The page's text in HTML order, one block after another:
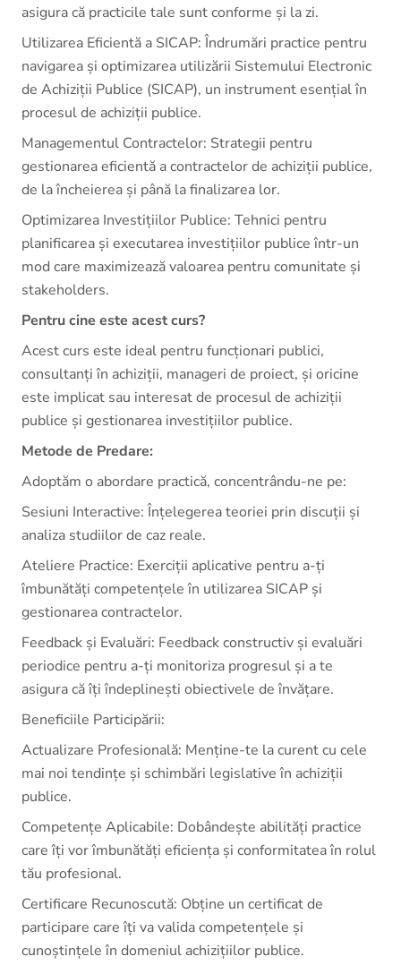
asigura că practicile tale sunt conforme și la zi.
Utilizarea Eficientă a SICAP: Îndrumări practice pentru
navigarea și optimizarea utilizării Sistemului Electronic
de Achiziții Publice (SICAP), un instrument esențial în
procesul de achiziții publice.
Managementul Contractelor: Strategii pentru
gestionarea eficientă a contractelor de achiziții publice,
de la încheierea și până la finalizarea lor.
Optimizarea Investițiilor Publice: Tehnici pentru
planificarea și executarea investițiilor publice într-un
mod care maximizează valoarea pentru comunitate și
stakeholders.
Pentru cine este acest curs?
Acest curs este ideal pentru funcționari publici,
consultanți în achiziții, manageri de proiect, și oricine
este implicat sau interesat de procesul de achiziții
publice și gestionarea investițiilor publice.
Metode de Predare:
Adoptăm o abordare practică, concentrându-ne pe:
Sesiuni Interactive: Înțelegerea teoriei prin discuții și
analiza studiilor de caz reale.
Ateliere Practice: Exerciții aplicative pentru a-ți
îmbunătăți competențele în utilizarea SICAP și
gestionarea contractelor.
Feedback și Evaluări: Feedback constructiv și evaluări
periodice pentru a-ți monitoriza progresul și a te
asigura că îți îndeplinești obiectivele de învățare.
Beneficiile Participării:
Actualizare Profesională: Menține-te la curent cu cele
mai noi tendințe și schimbări legislative în achiziții
publice.
Competențe Aplicabile: Dobândește abilități practice
care îți vor îmbunătăți eficiența și conformitatea în rolul
tău profesional.
Certificare Recunoscută: Obține un certificat de
participare care îți va valida competențele și
cunoștințele în domeniul achizițiilor publice.